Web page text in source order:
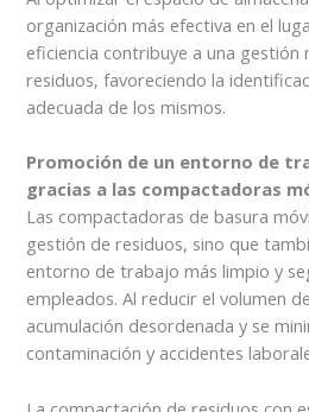
organización más efectiva en el
eficiencia contribuye a una gestión
residuos, favoreciendo la
adecuada de los mismos.
Promoción de un entorno de
gracias a las compactadoras
Las compactadoras de basura
gestión de residuos, sino que
entorno de trabajo más limpio y
empleados. Al reducir el volumen
acumulación desordenada y se
contaminación y accidentes